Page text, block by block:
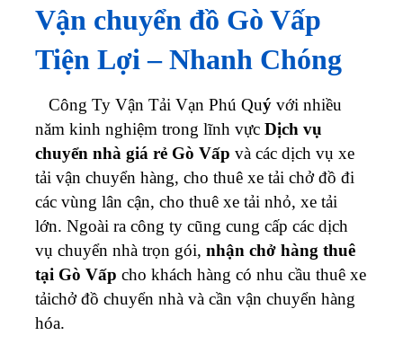
Vận chuyển đồ Gò Vấp
Tiện Lợi – Nhanh Chóng
Công Ty Vận Tải Vạn Phú Quý với nhiều
năm kinh nghiệm trong lĩnh vực Dịch vụ
chuyển nhà giá rẻ Gò Vấp và các dịch vụ xe
tải vận chuyển hàng, cho thuê xe tải chở đồ đi
các vùng lân cận, cho thuê xe tải nhỏ, xe tải
lớn. Ngoài ra công ty cũng cung cấp các dịch
vụ chuyển nhà trọn gói, nhận chở hàng thuê
tại Gò Vấp cho khách hàng có nhu cầu thuê xe
tảichở đồ chuyển nhà và cần vận chuyển hàng
hóa.